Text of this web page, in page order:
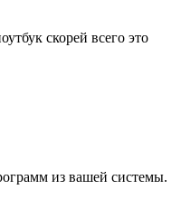
скорей всего это
из вашей системы.